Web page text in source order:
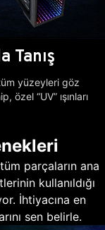
Tanış
yüzeyleri göz
özel “UV” ışınları
parçaların ana
kullanıldığı
İhtiyacına en
sen belirle.